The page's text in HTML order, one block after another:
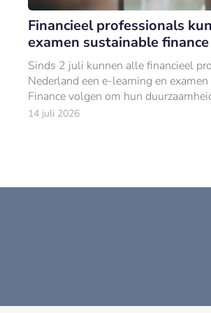
Financieel professionals
examen sustainable
Sinds 2 juli kunnen alle financieel
Nederland een e-learning en
Finance volgen om hun
tonen.
14 juli 2026